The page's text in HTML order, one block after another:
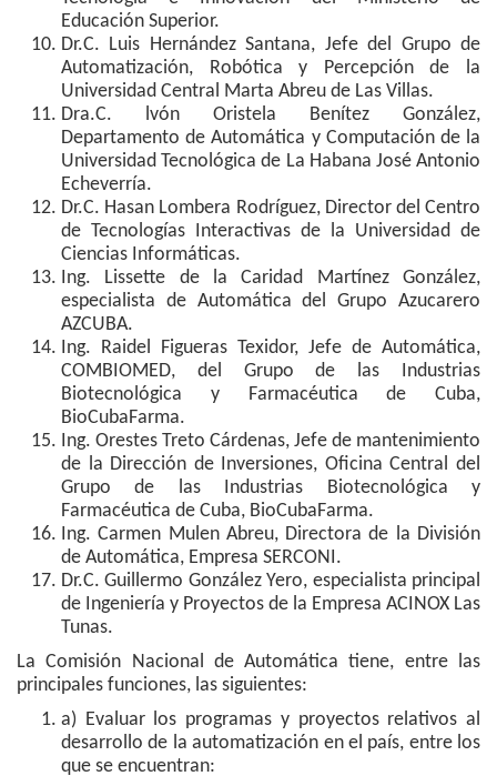
Educación Superior.
Dr.C. Luis Hernández Santana, Jefe del Grupo de
Automatización, Robótica y Percepción de la
Universidad Central Marta Abreu de Las Villas.
Dra.C. lvón Oristela Benítez González,
Departamento de Automática y Computación de la
Universidad Tecnológica de La Habana José Antonio
Echeverría.
Dr.C. Hasan Lombera Rodríguez, Director del Centro
de Tecnologías Interactivas de la Universidad de
Ciencias Informáticas.
Ing. Lissette de la Caridad Martínez González,
especialista de Automática del Grupo Azucarero
AZCUBA.
Ing. Raidel Figueras Texidor, Jefe de Automática,
COMBIOMED, del Grupo de las Industrias
Biotecnológica y Farmacéutica de Cuba,
BioCubaFarma.
Ing. Orestes Treto Cárdenas, Jefe de mantenimiento
de la Dirección de Inversiones, Oficina Central del
Grupo de las Industrias Biotecnológica y
Farmacéutica de Cuba, BioCubaFarma.
Ing. Carmen Mulen Abreu, Directora de la División
de Automática, Empresa SERCONI.
Dr.C. Guillermo González Yero, especialista principal
de Ingeniería y Proyectos de la Empresa ACINOX Las
Tunas.
La Comisión Nacional de Automática tiene, entre las
principales funciones, las siguientes:
a) Evaluar los programas y proyectos relativos al
desarrollo de la automatización en el país, entre los
que se encuentran: